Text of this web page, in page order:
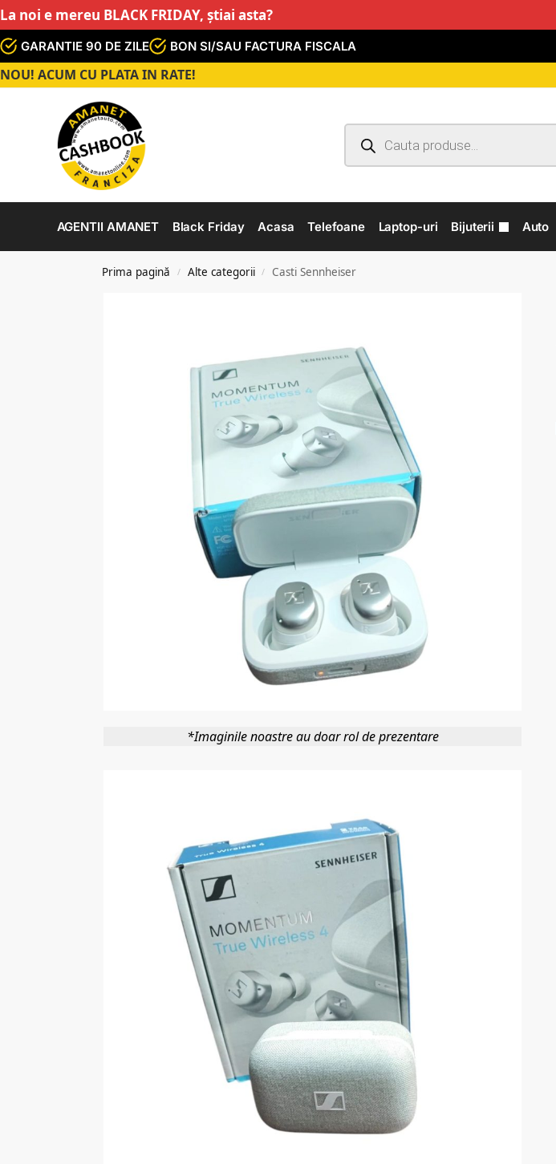
La noi e mereu BLACK FRIDAY, știai asta?
GARANTIE 90 DE ZILE BON SI/SAU FACTURA FISCALA
NOU! ACUM CU PLATA IN RATE!
AGENTII AMANET Black Friday Acasa Telefoane Laptop-uri Bijuterii Auto
Prima pagină / Alte categorii / Casti Sennheiser